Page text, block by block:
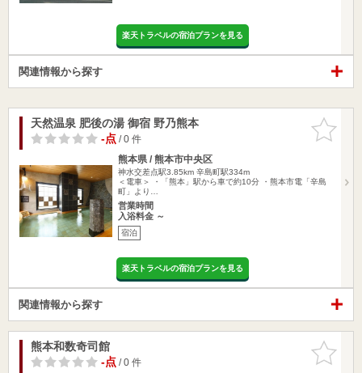
楽天トラベルの宿泊プランを見る
関連情報から探す
お気に入
りに追加
天然温泉 肥後の湯 御宿 野乃熊本
-点/ 0 件
熊本県 / 熊本市中央区
神水交差点駅3.85km 辛島町駅334m
＜電車＞ ・「熊本」駅から車で約10分 ・熊本市電「辛島
町」より…
営業時間
入浴料金 ～
宿泊
楽天トラベルの宿泊プランを見る
関連情報から探す
お気に入
りに追加
熊本和数奇司館
-点/ 0 件